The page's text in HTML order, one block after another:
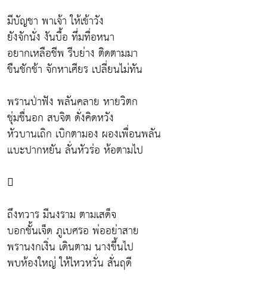
มีบัญชา พาเจ้า ให้เข้าวัง
ยังจักนั่ง งันบื้อ ทึ่มทื่อหนา
อยากเหลือชีพ รีบย่าง ติดตามมา
ขืนชักช้า จักหาเศียร เปลี่ยนไม่ทัน
พรานป่าฟัง พลันคลาย หายวิตก
ชุ่มชื่นอก สบจิต ดั่งคิดหวัง
หัวบานเถิก เบิกตามอง ผองเพื่อนพลัน
แบะปากหยัน ลั่นหัวร่อ ห้อตามไป

ถึงทวาร มีนงราม ตามเสด็จ
บอกชั้นเจ็ด ภูเบศรอ พ่ออย่าสาย
พรานงกเงิ่น เดินตาม นางขึ้นไป
พบห้องใหญ่ ให้ไหวหวั่น สั่นฤดี